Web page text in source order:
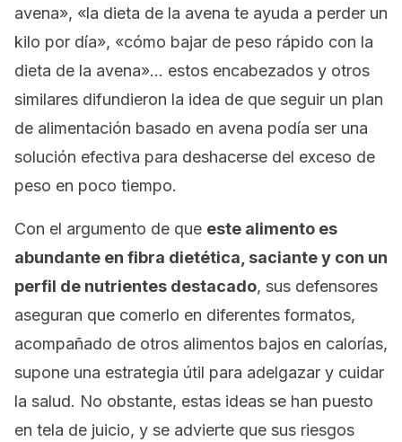
avena», «la dieta de la avena te ayuda a perder un
kilo por día», «cómo bajar de peso rápido con la
dieta de la avena»… estos encabezados y otros
similares difundieron la idea de que seguir un plan
de alimentación basado en avena podía ser una
solución efectiva para deshacerse del exceso de
peso en poco tiempo.
Con el argumento de que este alimento es
abundante en fibra dietética, saciante y con un
perfil de nutrientes destacado, sus defensores
aseguran que comerlo en diferentes formatos,
acompañado de otros alimentos bajos en calorías,
supone una estrategia útil para adelgazar y cuidar
la salud. No obstante, estas ideas se han puesto
en tela de juicio, y se advierte que sus riesgos